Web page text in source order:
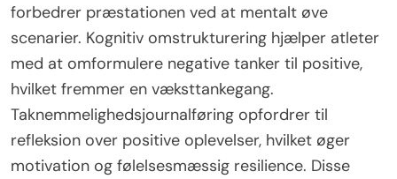
forbedrer præstationen ved at mentalt øve
scenarier. Kognitiv omstrukturering hjælper atleter
med at omformulere negative tanker til positive,
hvilket fremmer en væksttankegang.
Taknemmelighedsjournalføring opfordrer til
refleksion over positive oplevelser, hvilket øger
motivation og følelsesmæssig resilience. Disse